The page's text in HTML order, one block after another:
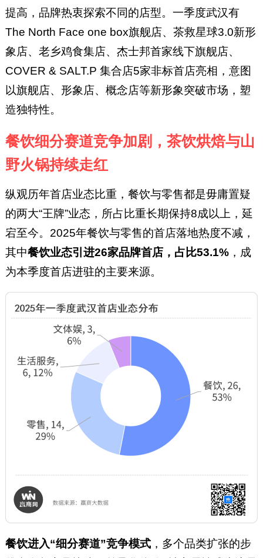
提高，品牌热衷探索不同的店型。一季度武汉有
The North Face one box旗舰店、茶救星球3.0新形
象店、老乡鸡食集店、杰士邦首家线下旗舰店、
COVER & SALT.P 集合店5家非标首店亮相，意图
以旗舰店、形象店、概念店等新形象突破市场，塑
造独特性。
餐饮细分赛道竞争加剧，茶饮烘焙与山
野火锅持续走红
纵观历年首店业态比重，餐饮与零售都是毋庸置疑
的两大“王牌”业态，所占比重长期保持8成以上，延
宕至今。2025年餐饮与零售的首店落地热度不减，
其中餐饮业态引进26家品牌首店，占比53.1%，成
为本季度首店进驻的主要来源。
餐饮进入“细分赛道”竞争模式，多个品类扩张的步